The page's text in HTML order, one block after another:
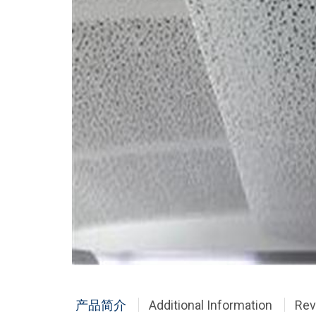
产品简介 Additional Information